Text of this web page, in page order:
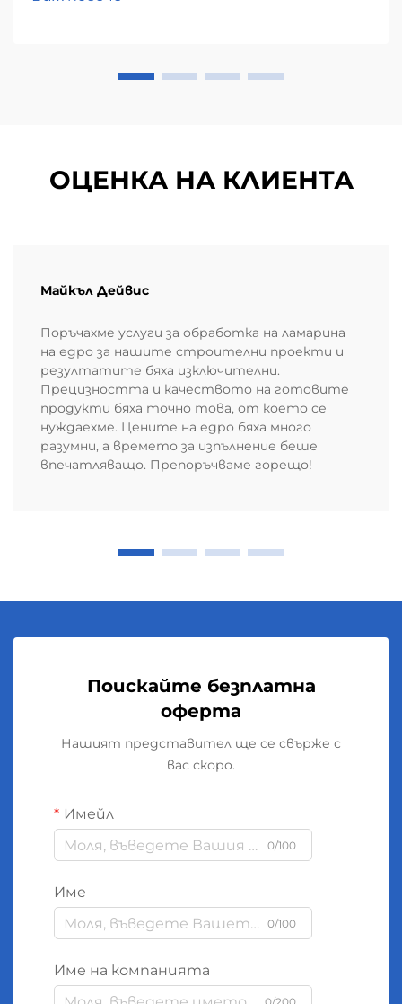
ОЦЕНКА НА КЛИЕНТА
Майкъл Дейвис
Поръчахме услуги за обработка на ламарина
на едро за нашите строителни проекти и
резултатите бяха изключителни.
Прецизността и качеството на готовите
продукти бяха точно това, от което се
нуждаехме. Цените на едро бяха много
разумни, а времето за изпълнение беше
впечатляващо. Препоръчваме горещо!
Поискайте безплатна
оферта
Нашият представител ще се свърже с
вас скоро.
Имейл
0/100
Име
0/100
Име на компанията